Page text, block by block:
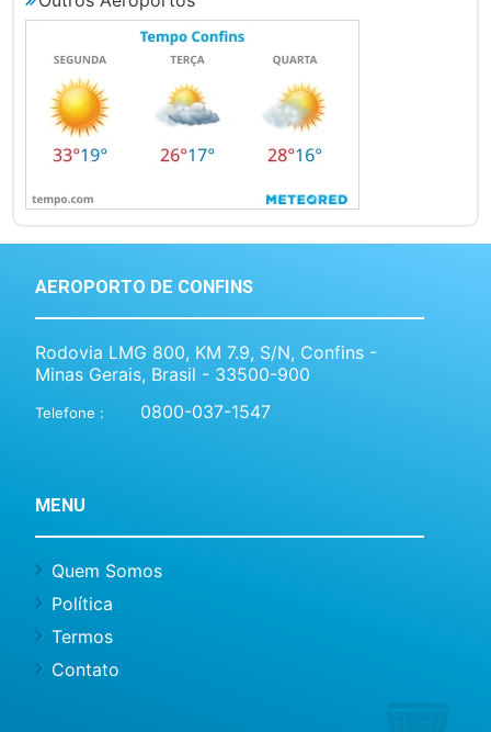
AEROPORTO DE CONFINS
Rodovia LMG 800, KM 7.9, S/N, Confins -
Minas Gerais, Brasil - 33500-900
Telefone : 0800-037-1547
MENU
Quem Somos
Política
Termos
Contato